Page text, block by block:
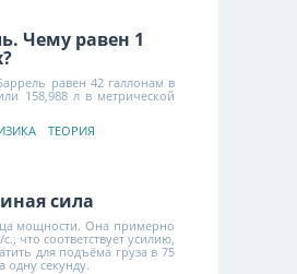
Чему равен 1
равен 42 галлонам в
158,988 л в метрической
ТЕОРИЯ
сила
мощности. Она примерно
что соответствует усилию,
для подъёма груза в 75
одну секунду.